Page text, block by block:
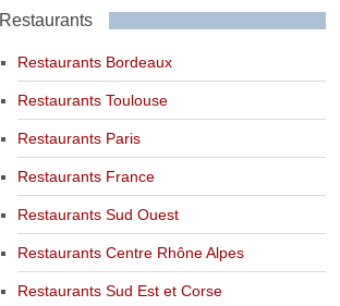
Restaurants
Restaurants Bordeaux
Restaurants Toulouse
Restaurants Paris
Restaurants France
Restaurants Sud Ouest
Restaurants Centre Rhône Alpes
Restaurants Sud Est et Corse